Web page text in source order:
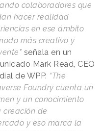
colaboradores que
hacer realidad
en ese ámbito
más creativo y
señala en un
Mark Read, CEO
de WPP. “The
Foundry cuenta un
y un conocimiento
creación de
y eso marca la